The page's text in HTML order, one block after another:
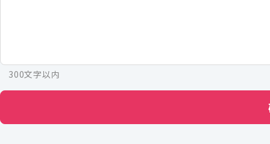
300文字以内